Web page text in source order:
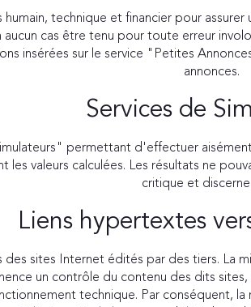
technique et financier pour
cas être tenu pour toute erreur
insérées sur le service "Petites
annonces.
Services de
permettant d'effectuer
valeurs calculées. Les résultats ne
critique et
Liens hypertextes
sites Internet édités par des tiers. La
un contrôle du contenu des dits
technique. Par conséquent,